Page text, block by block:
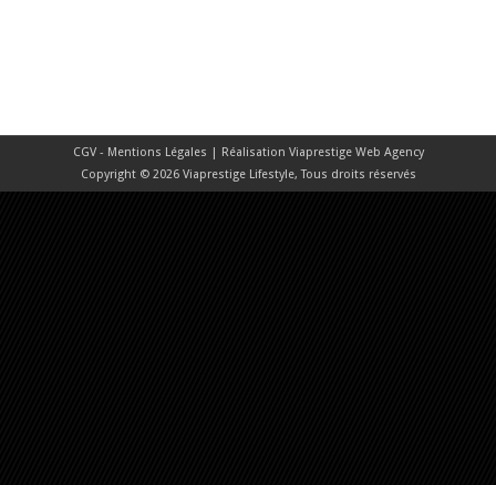
CGV - Mentions Légales | Réalisation Viaprestige Web Agency
Copyright © 2026 Viaprestige Lifestyle, Tous droits réservés